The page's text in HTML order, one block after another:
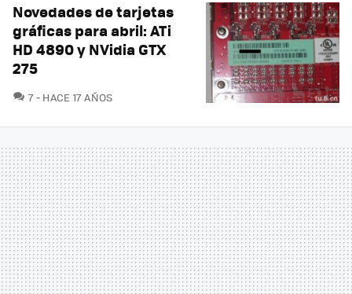
Novedades de tarjetas
gráficas para abril: ATi
HD 4890 y NVidia GTX
275
7COMENTARIOS
HACE 17 AÑOS